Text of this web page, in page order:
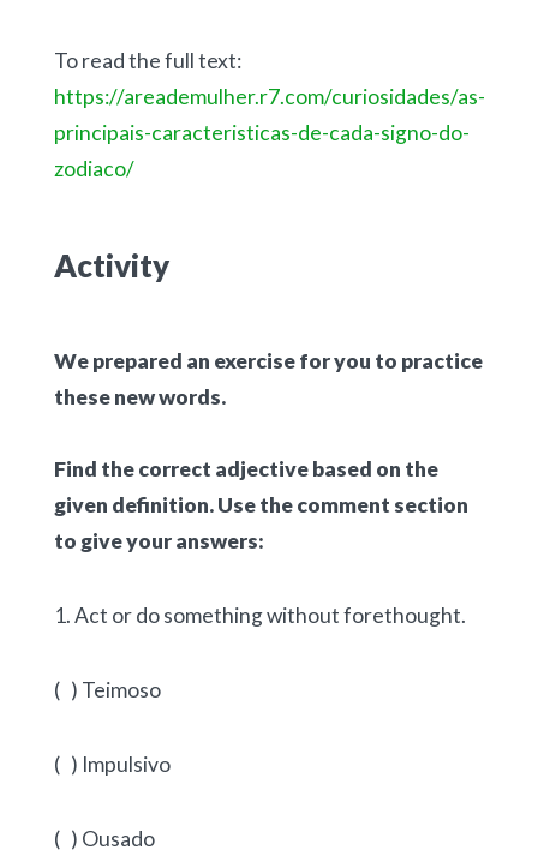
To read the full text:
https://areademulher.r7.com/curiosidades/as-
principais-caracteristicas-de-cada-signo-do-
zodiaco/
Activity
We prepared an exercise for you to practice
these new words.
Find the correct adjective based on the
given definition. Use the comment section
to give your answers:
1. Act or do something without forethought.
( ) Teimoso
( ) Impulsivo
( ) Ousado